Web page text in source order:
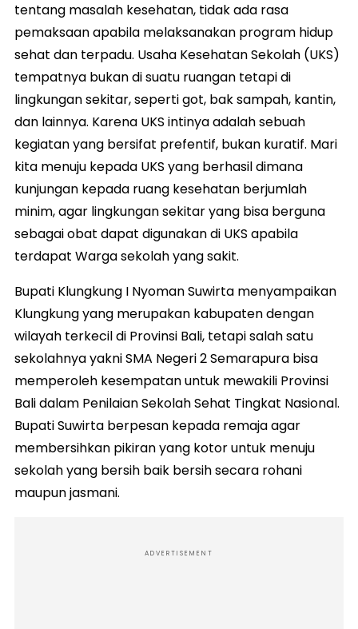
tentang masalah kesehatan, tidak ada rasa
pemaksaan apabila melaksanakan program hidup
sehat dan terpadu. Usaha Kesehatan Sekolah (UKS)
tempatnya bukan di suatu ruangan tetapi di
lingkungan sekitar, seperti got, bak sampah, kantin,
dan lainnya. Karena UKS intinya adalah sebuah
kegiatan yang bersifat prefentif, bukan kuratif. Mari
kita menuju kepada UKS yang berhasil dimana
kunjungan kepada ruang kesehatan berjumlah
minim, agar lingkungan sekitar yang bisa berguna
sebagai obat dapat digunakan di UKS apabila
terdapat Warga sekolah yang sakit.
Bupati Klungkung I Nyoman Suwirta menyampaikan
Klungkung yang merupakan kabupaten dengan
wilayah terkecil di Provinsi Bali, tetapi salah satu
sekolahnya yakni SMA Negeri 2 Semarapura bisa
memperoleh kesempatan untuk mewakili Provinsi
Bali dalam Penilaian Sekolah Sehat Tingkat Nasional.
Bupati Suwirta berpesan kepada remaja agar
membersihkan pikiran yang kotor untuk menuju
sekolah yang bersih baik bersih secara rohani
maupun jasmani.
ADVERTISEMENT